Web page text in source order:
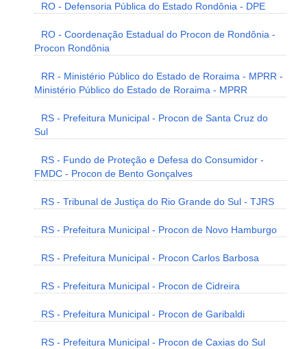
RO - Defensoria Pública do Estado Rondônia - DPE
RO - Coordenação Estadual do Procon de Rondônia -
Procon Rondônia
RR - Ministério Público do Estado de Roraima - MPRR -
Ministério Público do Estado de Roraima - MPRR
RS - Prefeitura Municipal - Procon de Santa Cruz do
Sul
RS - Fundo de Proteção e Defesa do Consumidor -
FMDC - Procon de Bento Gonçalves
RS - Tribunal de Justiça do Rio Grande do Sul - TJRS
RS - Prefeitura Municipal - Procon de Novo Hamburgo
RS - Prefeitura Municipal - Procon Carlos Barbosa
RS - Prefeitura Municipal - Procon de Cidreira
RS - Prefeitura Municipal - Procon de Garibaldi
RS - Prefeitura Municipal - Procon de Caxias do Sul